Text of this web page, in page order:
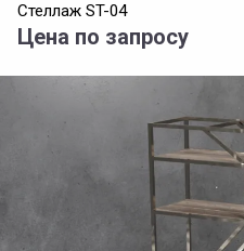
Стеллаж ST-04
Цена по запросу